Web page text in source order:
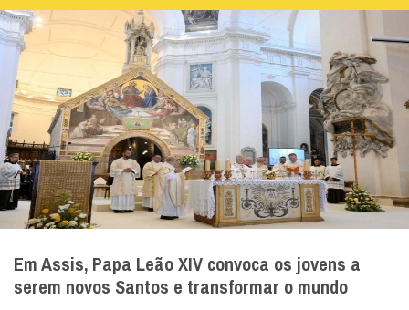
Em Assis, Papa Leão XIV convoca os jovens a
serem novos Santos e transformar o mundo